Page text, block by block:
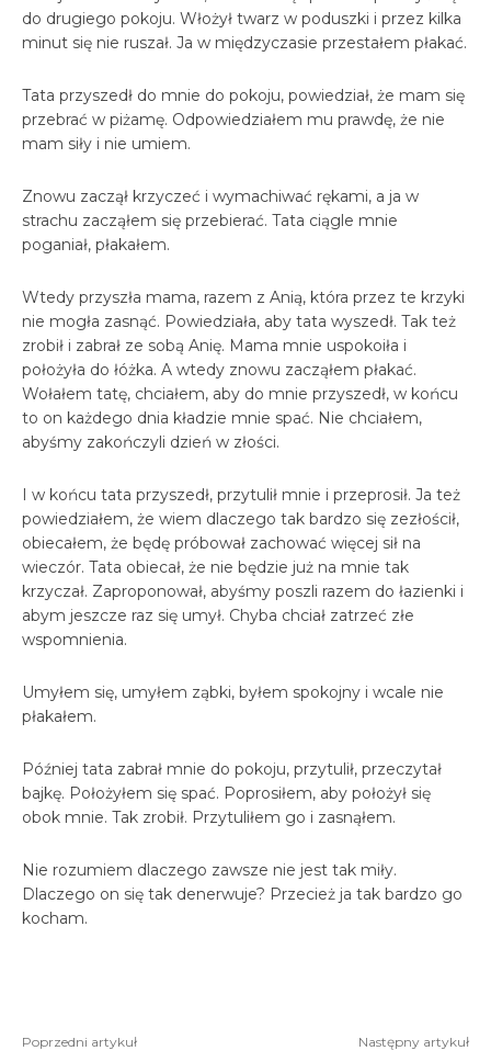
do drugiego pokoju. Włożył twarz w poduszki i przez kilka
minut się nie ruszał. Ja w międzyczasie przestałem płakać.
Tata przyszedł do mnie do pokoju, powiedział, że mam się
przebrać w piżamę. Odpowiedziałem mu prawdę, że nie
mam siły i nie umiem.
Znowu zaczął krzyczeć i wymachiwać rękami, a ja w
strachu zacząłem się przebierać. Tata ciągle mnie
poganiał, płakałem.
Wtedy przyszła mama, razem z Anią, która przez te krzyki
nie mogła zasnąć. Powiedziała, aby tata wyszedł. Tak też
zrobił i zabrał ze sobą Anię. Mama mnie uspokoiła i
położyła do łóżka. A wtedy znowu zacząłem płakać.
Wołałem tatę, chciałem, aby do mnie przyszedł, w końcu
to on każdego dnia kładzie mnie spać. Nie chciałem,
abyśmy zakończyli dzień w złości.
I w końcu tata przyszedł, przytulił mnie i przeprosił. Ja też
powiedziałem, że wiem dlaczego tak bardzo się zezłościł,
obiecałem, że będę próbował zachować więcej sił na
wieczór. Tata obiecał, że nie będzie już na mnie tak
krzyczał. Zaproponował, abyśmy poszli razem do łazienki i
abym jeszcze raz się umył. Chyba chciał zatrzeć złe
wspomnienia.
Umyłem się, umyłem ząbki, byłem spokojny i wcale nie
płakałem.
Później tata zabrał mnie do pokoju, przytulił, przeczytał
bajkę. Położyłem się spać. Poprosiłem, aby położył się
obok mnie. Tak zrobił. Przytuliłem go i zasnąłem.
Nie rozumiem dlaczego zawsze nie jest tak miły.
Dlaczego on się tak denerwuje? Przecież ja tak bardzo go
kocham.
Poprzedni artykuł Następny artykuł